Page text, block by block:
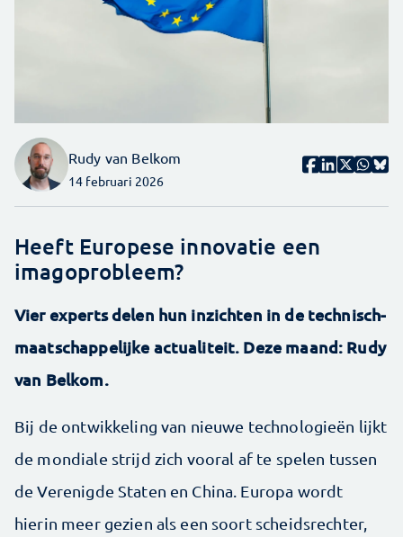
Rudy van Belkom
14 februari 2026
Heeft Europese innovatie een
imagoprobleem?
Vier experts delen hun inzichten in de technisch-
maatschappelijke actualiteit. Deze maand: Rudy
van Belkom.
Bij de ontwikkeling van nieuwe technologieën lijkt
de mondiale strijd zich vooral af te spelen tussen
de Verenigde Staten en China. Europa wordt
hierin meer gezien als een soort scheidsrechter,